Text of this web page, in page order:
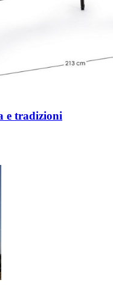
e tradizioni